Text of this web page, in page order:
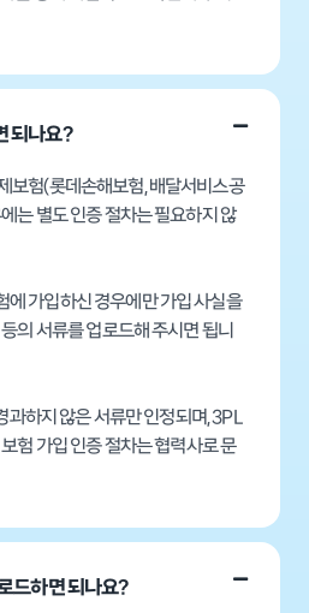
되나요?
보험(롯데손해보험, 배달서비스공
는 별도 인증 절차는 필요하지 않
에 가입하신 경우에만 가입 사실을
의 서류를 업로드해 주시면 됩니
하지 않은 서류만 인정되며, 3PL
험 가입 인증 절차는 협력사로 문
드하면 되나요?